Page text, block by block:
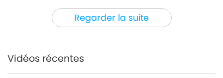
Regarder la suite
Science et spiritualité 2018-03-07
13:07
Vidéos récentes